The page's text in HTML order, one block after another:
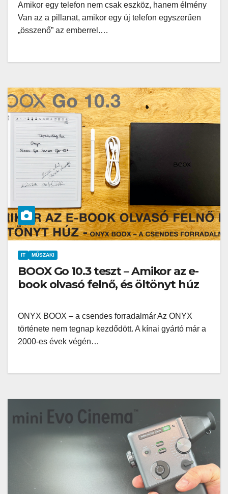
Amikor egy telefon nem csak eszköz, hanem élmény
Van az a pillanat, amikor egy új telefon egyszerűen
„összenő” az emberrel.…
IT MŰSZAKI
BOOX Go 10.3 teszt – Amikor az e-
book olvasó felnő, és öltönyt húz
ONYX BOOX – a csendes forradalmár Az ONYX
története nem tegnap kezdődött. A kínai gyártó már a
2000-es évek végén…